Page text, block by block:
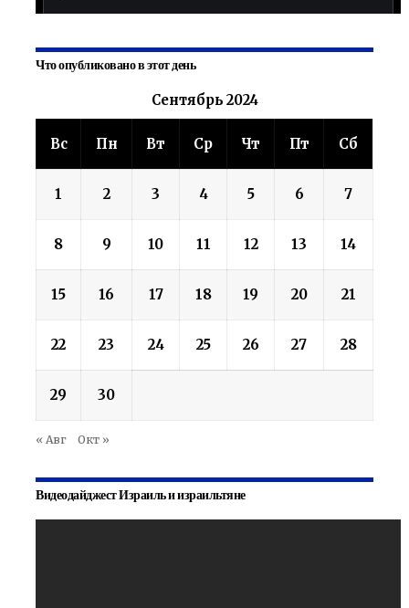
Что опубликовано в этот день
Сентябрь 2024
Вс Пн Вт Ср Чт Пт Сб
1 2 3 4 5 6 7
8 9 10 11 12 13 14
15 16 17 18 19 20 21
22 23 24 25 26 27 28
29 30
« Авг Окт »
Видеодайджест Израиль и израильтяне